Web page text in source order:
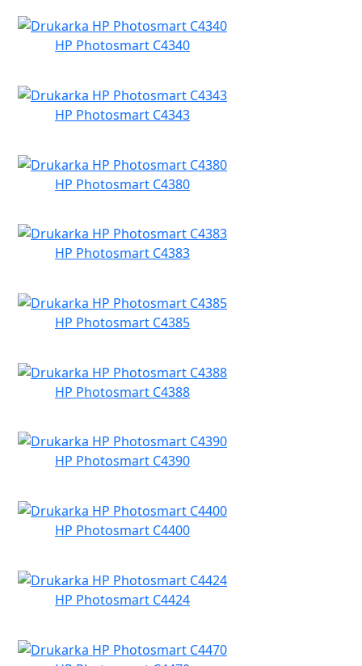
HP Photosmart C4340
HP Photosmart C4343
HP Photosmart C4380
HP Photosmart C4383
HP Photosmart C4385
HP Photosmart C4388
HP Photosmart C4390
HP Photosmart C4400
HP Photosmart C4424